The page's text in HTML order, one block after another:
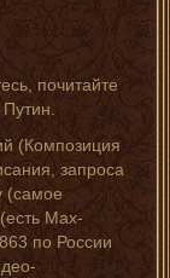
почитайте
(Композиция
запроса
(самое
Мах-
по России